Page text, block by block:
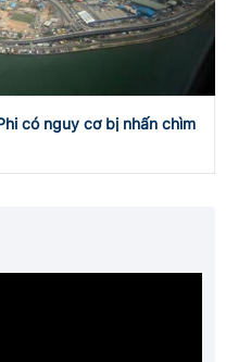
có nguy cơ bị nhấn chìm